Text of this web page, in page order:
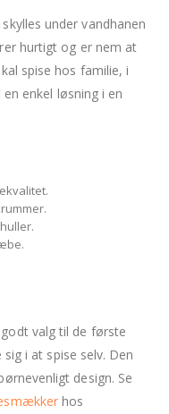
under vandhanen
hurtigt og er nem at
spise hos familie, i
enkel løsning i en
valg til de første
i at spise selv. Den
design. Se
hos